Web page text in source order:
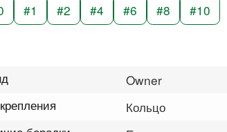
#1 #2 #4 #6 #8 #10
Owner
Кольцо